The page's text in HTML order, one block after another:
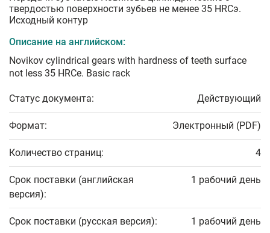
твердостью поверхности зубьев не менее 35 HRCэ.
Исходный контур
Описание на английском:
Novikov cylindrical gears with hardness of teeth surface
not less 35 HRCe. Basic rack
Статус документа: Действующий
Формат: Электронный (PDF)
Количество страниц: 4
Срок поставки (английская
версия):
1 рабочий день
Срок поставки (русская версия): 1 рабочий день